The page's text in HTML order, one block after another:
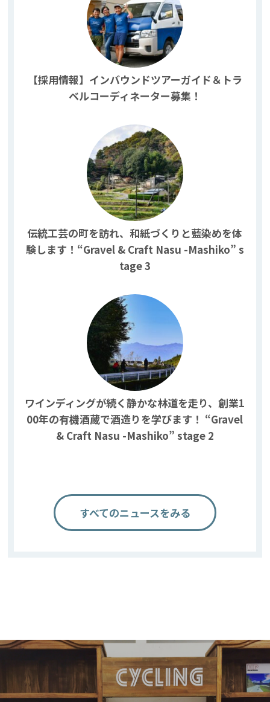
【採用情報】インバウンドツアーガイド＆トラ
ベルコーディネーター募集！
伝統工芸の町を訪れ、和紙づくりと藍染めを体
験します！“Gravel & Craft Nasu -Mashiko” s
tage 3
ワインディングが続く静かな林道を走り、創業1
00年の有機酒蔵で酒造りを学びます！ “Gravel
& Craft Nasu -Mashiko” stage 2
すべてのニュースをみる